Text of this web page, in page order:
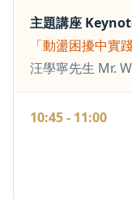
主題講座
「動盪困擾中實
汪學寧先生 Mr.
10:45 - 11:00